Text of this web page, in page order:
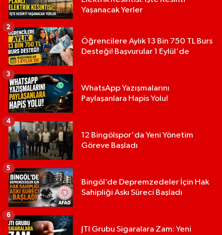
Yaşanacak Yerler
Öğrencilere Aylık 13 Bin 750 TL Burs
Desteği! Başvurular 1 Eylül'de
2
WhatsApp Yazışmalarını
Paylaşanlara Hapis Yolu!
3
12 Bingölspor'da Yeni Yönetim
Göreve Başladı
4
Bingöl’de Depremzedeler İçin Hak
Sahipliği Askı Süreci Başladı
5
JTI Grubu Sigaralara Zam: Yeni
6